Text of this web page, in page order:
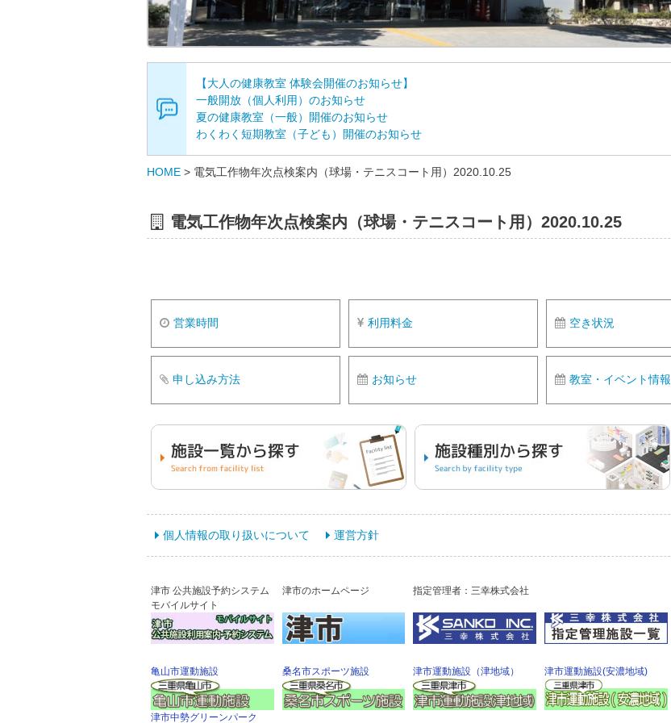
【大人の健康教室 体験会開催のお知らせ】
一般開放（個人利用）のお知らせ
夏の健康教室（一般）開催のお知らせ
わくわく短期教室（子ども）開催のお知らせ
HOME > 電気工作物年次点検案内（球場・テニスコート用）2020.10.25
電気工作物年次点検案内（球場・テニスコート用）2020.10.25
営業時間 利用料金 空き状況
申し込み方法 お知らせ 教室・イベント情報
個人情報の取り扱いについて 運営方針
津市 公共施設予約システム
モバイルサイト
津市のホームページ 指定管理者：三幸株式会社